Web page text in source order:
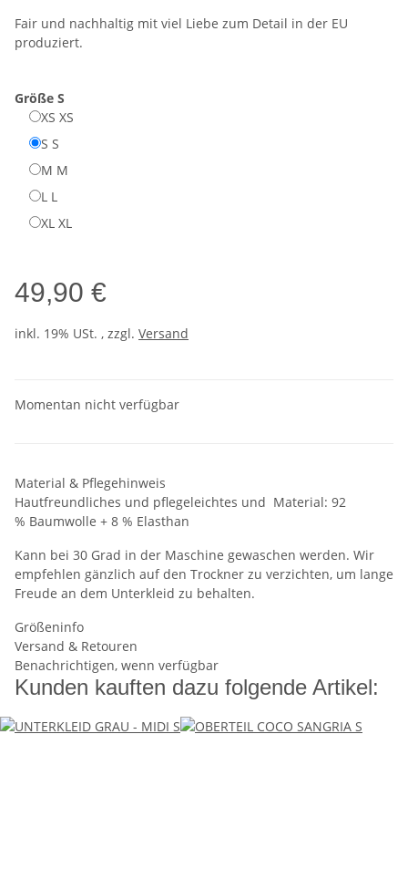
Fair und nachhaltig mit viel Liebe zum Detail in der EU
produziert.
Größe S
XS XS
S S
M M
L L
XL XL
49,90 €
inkl. 19% USt. , zzgl. Versand
Momentan nicht verfügbar
Material & Pflegehinweis
Hautfreundliches und pflegeleichtes und Material: 92
% Baumwolle + 8 % Elasthan
Kann bei 30 Grad in der Maschine gewaschen werden. Wir
empfehlen gänzlich auf den Trockner zu verzichten, um lange
Freude an dem Unterkleid zu behalten.
Größeninfo
Versand & Retouren
Benachrichtigen, wenn verfügbar
Kunden kauften dazu folgende Artikel: